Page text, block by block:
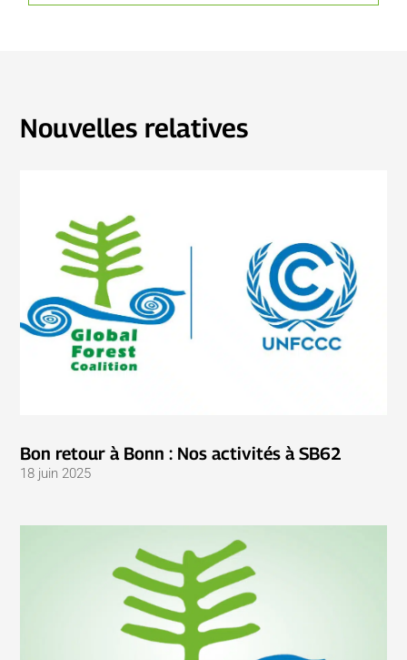
Nouvelles relatives
Bon retour à Bonn : Nos activités à SB62
18 juin 2025